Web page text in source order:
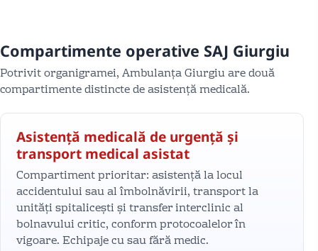
Compartimente operative SAJ Giurgiu
Potrivit organigramei, Ambulanța Giurgiu are două
compartimente distincte de asistență medicală.
Asistență medicală de urgență și
transport medical asistat
Compartiment prioritar: asistență la locul
accidentului sau al îmbolnăvirii, transport la
unități spitalicești și transfer interclinic al
bolnavului critic, conform protocoalelor în
vigoare. Echipaje cu sau fără medic.